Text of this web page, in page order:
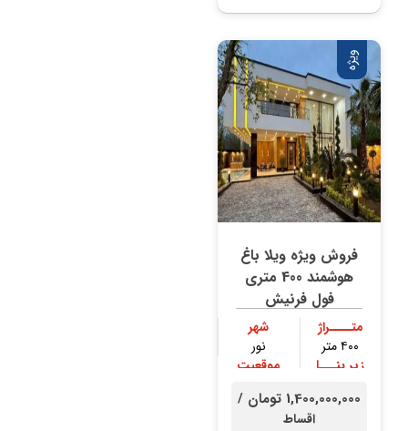
ویژه
فروش ویژه ویلا باغ
هوشمند 400 متری
فول فرنیش
متــــراژ
۴۰۰ متر
شهر
نور
زیر بنـــا
موقعیت
1,400,000,000 تومان /
اقساط